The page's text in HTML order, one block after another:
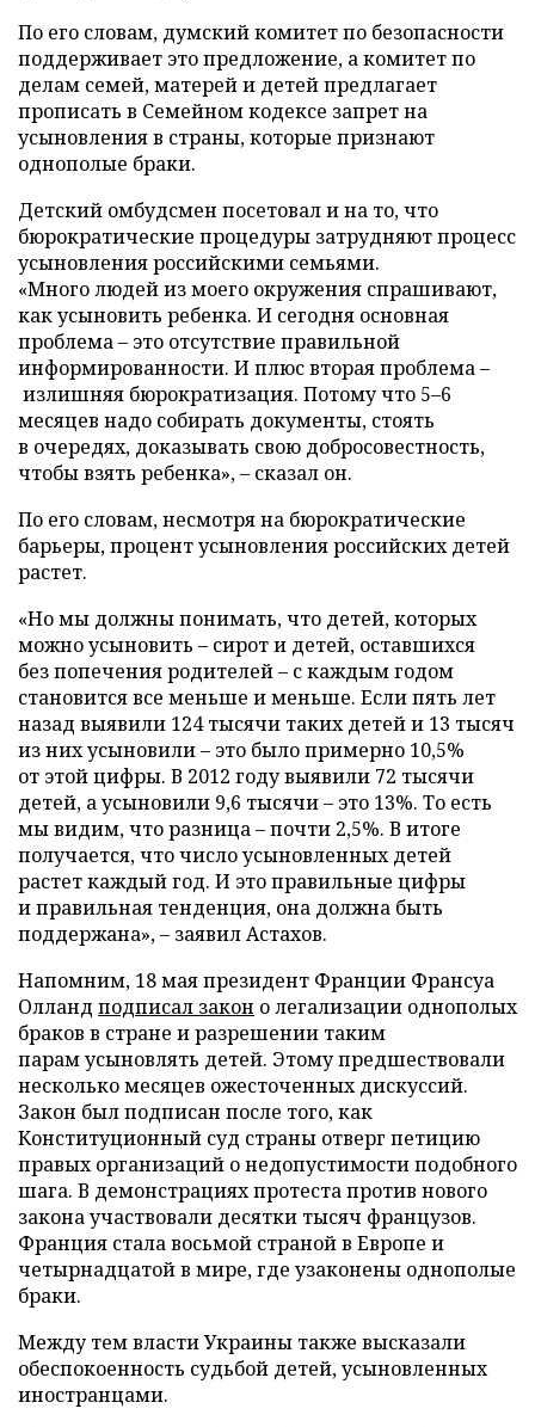
По его словам, думский комитет по безопасности
поддерживает это предложение, а комитет по
делам семей, матерей и детей предлагает
прописать в Семейном кодексе запрет на
усыновления в страны, которые признают
однополые браки.
Детский омбудсмен посетовал и на то, что
бюрократические процедуры затрудняют процесс
усыновления российскими семьями.
«Много людей из моего окружения спрашивают,
как усыновить ребенка. И сегодня основная
проблема – это отсутствие правильной
информированности. И плюс вторая проблема –
излишняя бюрократизация. Потому что 5–6
месяцев надо собирать документы, стоять
в очередях, доказывать свою добросовестность,
чтобы взять ребенка», – сказал он.
По его словам, несмотря на бюрократические
барьеры, процент усыновления российских детей
растет.
«Но мы должны понимать, что детей, которых
можно усыновить – сирот и детей, оставшихся
без попечения родителей – с каждым годом
становится все меньше и меньше. Если пять лет
назад выявили 124 тысячи таких детей и 13 тысяч
из них усыновили – это было примерно 10,5%
от этой цифры. В 2012 году выявили 72 тысячи
детей, а усыновили 9,6 тысячи – это 13%. То есть
мы видим, что разница – почти 2,5%. В итоге
получается, что число усыновленных детей
растет каждый год. И это правильные цифры
и правильная тенденция, она должна быть
поддержана», – заявил Астахов.
Напомним, 18 мая президент Франции Франсуа
Олланд подписал закон о легализации однополых
браков в стране и разрешении таким
парам усыновлять детей. Этому предшествовали
несколько месяцев ожесточенных дискуссий.
Закон был подписан после того, как
Конституционный суд страны отверг петицию
правых организаций о недопустимости подобного
шага. В демонстрациях протеста против нового
закона участвовали десятки тысяч французов.
Франция стала восьмой страной в Европе и
четырнадцатой в мире, где узаконены однополые
браки.
Между тем власти Украины также высказали
обеспокоенность судьбой детей, усыновленных
иностранцами.